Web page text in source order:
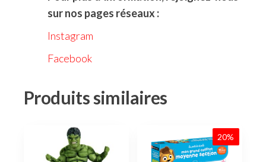
sur nos pages réseaux :
Instagram
Facebook
Produits similaires
20%